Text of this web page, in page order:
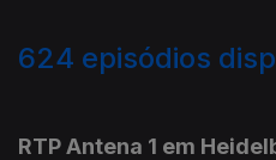
624 episódios
RTP Antena 1 em